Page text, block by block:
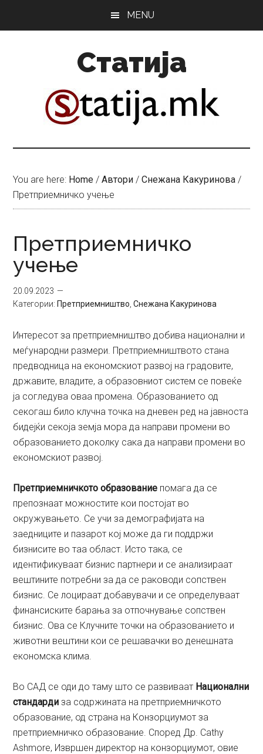
MENU
Статија
You are here: Home / Автори / Снежана Какуринова /
Претприемничко учење
Претприемничко
учење
20.09.2023
Категории: Претприемништво ,Снежана Какуринова
Интересот за претприемништво добива национални и
меѓународни размери. Претприемништвото стана
предводница на економскиот развој на градовите,
државите, владите, а образовниот систем се повеќе
ја согледува оваа промена. Образованието од
секогаш било клучна точка на дневен ред на јавноста
бидејќи секоја земја мора да направи промени во
образованието доколку сака да направи промени во
економскиот развој.
Претприемничкото образование помага да се
препознаат можностите кои постојат во
окружувањето. Се учи за демографијата на
заедниците и пазарот кој може да ги поддржи
бизнисите во таа област. Исто така, се
идентификуваат бизнис партнери и се анализираат
вештините потребни за да се раководи сопствен
бизнис. Се лоцираат добавувачи и се определуваат
финансиските барања за отпочнување сопствен
бизнис. Ова се Клучните точки на образованието и
животни вештини кои се решавачки во денешната
економска клима.
Во САД се оди до таму што се развиваат Национални
стандарди за содржината на претприемничкото
образование, од страна на Конзорциумот за
претприемничко образование. Според Др. Cathy
Ashmore, Извршен директор на конзорциумот, овие